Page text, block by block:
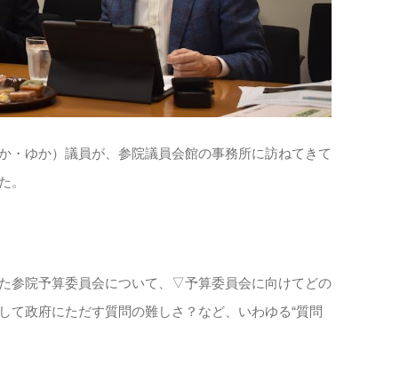
ゆか）議員が、参院議員会館の事務所に訪ねてきて
。
参院予算委員会について、▽予算委員会に向けてどの
政府にただす質問の難しさ？など、いわゆる“質問